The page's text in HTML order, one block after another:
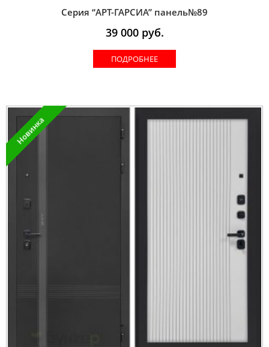
Серия “AРT-ГАРСИА” панель№89
39 000руб.
ПОДРОБНЕЕ
Новинка